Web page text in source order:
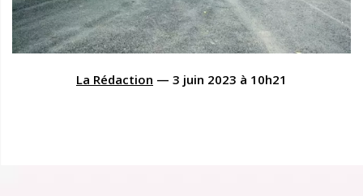
La Rédaction — 3 juin 2023 à 10h21